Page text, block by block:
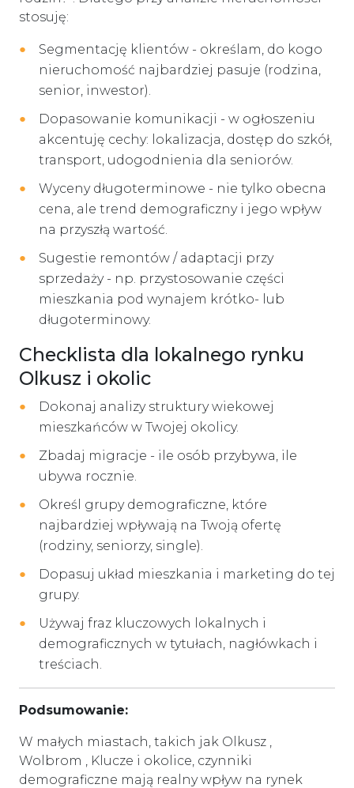
stosuję:
Segmentację klientów - określam, do kogo
nieruchomość najbardziej pasuje (rodzina,
senior, inwestor).
Dopasowanie komunikacji - w ogłoszeniu
akcentuję cechy: lokalizacja, dostęp do szkół,
transport, udogodnienia dla seniorów.
Wyceny długoterminowe - nie tylko obecna
cena, ale trend demograficzny i jego wpływ
na przyszłą wartość.
Sugestie remontów / adaptacji przy
sprzedaży - np. przystosowanie części
mieszkania pod wynajem krótko- lub
długoterminowy.
Checklista dla lokalnego rynku
Olkusz i okolic
Dokonaj analizy struktury wiekowej
mieszkańców w Twojej okolicy.
Zbadaj migracje - ile osób przybywa, ile
ubywa rocznie.
Określ grupy demograficzne, które
najbardziej wpływają na Twoją ofertę
(rodziny, seniorzy, single).
Dopasuj układ mieszkania i marketing do tej
grupy.
Używaj fraz kluczowych lokalnych i
demograficznych w tytułach, nagłówkach i
treściach.
Podsumowanie:
W małych miastach, takich jak Olkusz ,
Wolbrom , Klucze i okolice, czynniki
demograficzne mają realny wpływ na rynek